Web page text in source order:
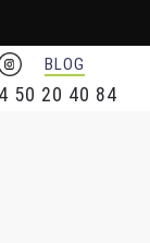
BLOG
50 20 40 84